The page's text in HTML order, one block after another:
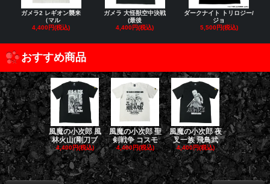
ガメラ2 レギオン襲来
（マル
4,400円(税込)
ガメラ 大怪獣空中決戦
(最後
4,400円(税込)
ダークナイト トリロジー/
ジョ
5,500円(税込)
おすすめ商品
風魔の小次郎 風
林火山(剛刀ブ
4,400円(税込)
風魔の小次郎 聖
剣戦争 コスモ
4,400円(税込)
風魔の小次郎 夜
叉一族 飛鳥武
4,400円(税込)
風魔の小次
魔一族 竜
4,400円(税